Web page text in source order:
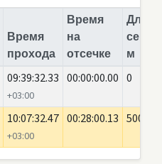
Время
прохода
Время
на
отсечке
Длина
м
09:39:32.33
+03:00
00:00:00.00 0
10:07:32.47
+03:00
00:28:00.13 5000